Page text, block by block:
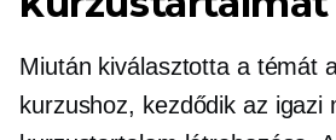
Miután kiválasztotta a témát
kurzushoz, kezdődik az igazi